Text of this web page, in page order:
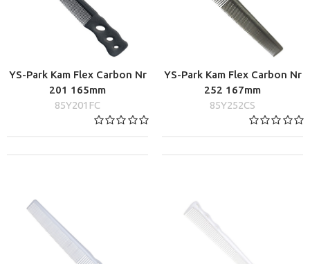
YS-Park Kam Flex Carbon Nr
201 165mm
85Y201FC
YS-Park Kam Flex Carbon Nr
252 167mm
85Y252CS